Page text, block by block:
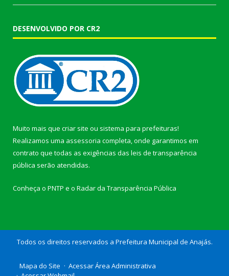
DESENVOLVIDO POR CR2
Muito mais que criar site ou sistema para prefeituras!
Realizamos uma assessoria completa, onde garantimos em
contrato que todas as exigências das leis de transparência
pública serão atendidas.
Conheça o PNTP e o Radar da Transparência Pública
Todos os direitos reservados a Prefeitura Municipal de Anajás.
Mapa do Site
Acessar Área Administrativa